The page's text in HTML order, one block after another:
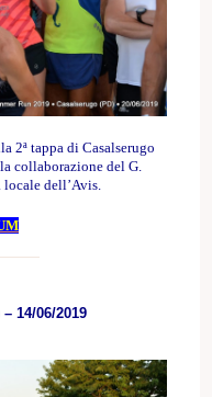
2ª tappadi Casalserugo
collaborazione del G.
locale dell’Avis.
14/06/2019